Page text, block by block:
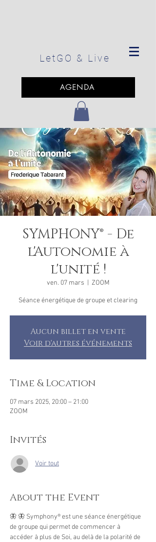
LetGO & Live
AGENDA
SYMPHONY® - De
l'Autonomie à
l'unité !
ven. 07 mars ZOOM
Séance énergétique de groupe et clearing
Aucun billet en vente
Voir d'autres événements
Time & Location
07 mars 2025, 20:00 – 21:00
ZOOM
Invités
Voir tout
About the Event
🦋 🦋 Symphony® est une séance énergétique
de groupe qui permet de commencer à
accéder à plus de Soi, au delà de la polarité de